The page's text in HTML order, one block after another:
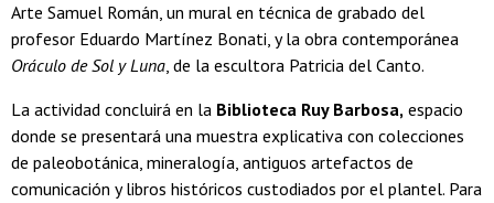
Arte Samuel Román, un mural en técnica de grabado del
profesor Eduardo Martínez Bonati, y la obra contemporánea
Oráculo de Sol y Luna, de la escultora Patricia del Canto.
La actividad concluirá en la Biblioteca Ruy Barbosa, espacio
donde se presentará una muestra explicativa con colecciones
de paleobotánica, mineralogía, antiguos artefactos de
comunicación y libros históricos custodiados por el plantel. Para